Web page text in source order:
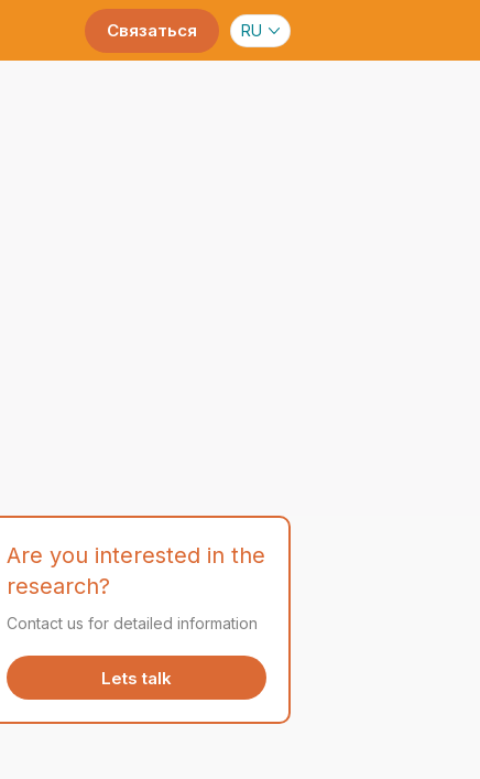
Связаться RU
Are you interested in the
research?
Contact us for detailed information
Lets talk